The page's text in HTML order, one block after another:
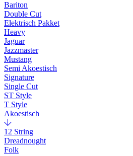
Bariton
Double Cut
Elektrisch Pakket
Heavy
Jaguar
Jazzmaster
Mustang
Semi Akoestisch
Signature
Single Cut
ST Style
T Style
Akoestisch
12 String
Dreadnought
Folk